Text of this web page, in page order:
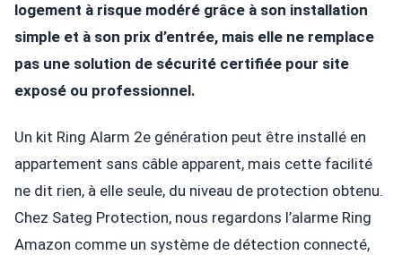
logement à risque modéré grâce à son installation
simple et à son prix d’entrée, mais elle ne remplace
pas une solution de sécurité certifiée pour site
exposé ou professionnel.
Un kit Ring Alarm 2e génération peut être installé en
appartement sans câble apparent, mais cette facilité
ne dit rien, à elle seule, du niveau de protection obtenu.
Chez Sateg Protection, nous regardons l’alarme Ring
Amazon comme un système de détection connecté,